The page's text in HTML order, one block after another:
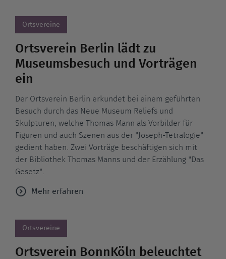
Ortsvereine
Ortsverein Berlin lädt zu
Museumsbesuch und Vorträgen
ein
Der Ortsverein Berlin erkundet bei einem geführten
Besuch durch das Neue Museum Reliefs und
Skulpturen, welche Thomas Mann als Vorbilder für
Figuren und auch Szenen aus der "Joseph-Tetralogie"
gedient haben. Zwei Vorträge beschäftigen sich mit
der Bibliothek Thomas Manns und der Erzählung "Das
Gesetz".
Mehr erfahren
Ortsvereine
Ortsverein BonnKöln beleuchtet